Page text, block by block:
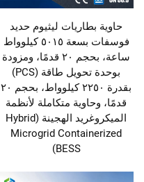
حاوية بطاريات ليثيوم حديد
فوسفات بسعة ٥٠١٥ كيلوواط
ساعة، بحجم ٢٠ قدمًا، ومزودة
بوحدة تحويل طاقة (PCS)
بقدرة ٢٢٥٠ كيلوواط، بحجم ٢٠
قدمًا، وحاوية متكاملة لأنظمة
الميكروغريد الهجينة (Hybrid
Microgrid Containerized
BESS)